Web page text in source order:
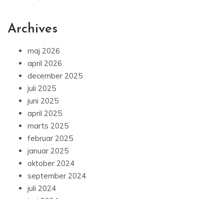
Archives
maj 2026
april 2026
december 2025
juli 2025
juni 2025
april 2025
marts 2025
februar 2025
januar 2025
oktober 2024
september 2024
juli 2024